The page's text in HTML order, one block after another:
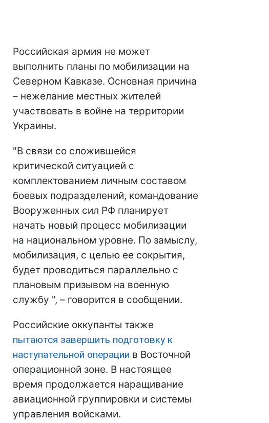
Российская армия не может
выполнить планы по мобилизации на
Северном Кавказе. Основная причина
– нежелание местных жителей
участвовать в войне на территории
Украины.
"В связи со сложившейся
критической ситуацией с
комплектованием личным составом
боевых подразделений, командование
Вооруженных сил РФ планирует
начать новый процесс мобилизации
на национальном уровне. По замыслу,
мобилизация, с целью ее сокрытия,
будет проводиться параллельно с
плановым призывом на военную
службу ", – говорится в сообщении.
Российские оккупанты также
пытаются завершить подготовку к
наступательной операции в Восточной
операционной зоне. В настоящее
время продолжается наращивание
авиационной группировки и системы
управления войсками.